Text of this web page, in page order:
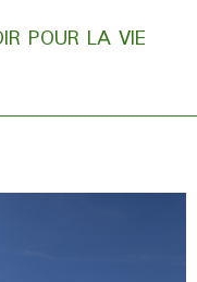
POUR LA VIE